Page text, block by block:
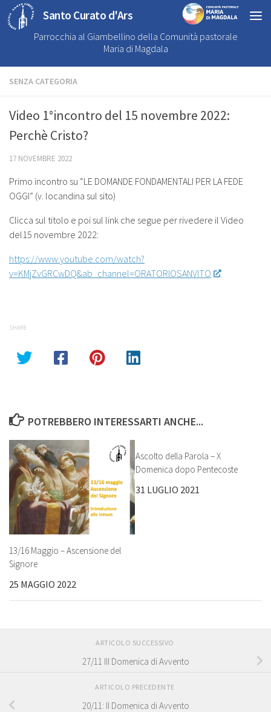
Santo Curato d'Ars
Parrocchia al Giambellino della Comunità pastorale
Maria di Magdala
SENZA CATEGORIA
Video 1°incontro del 15 novembre 2022:
Perchè Cristo?
17 NOVEMBRE 2022
Primo incontro su “LE DOMANDE FONDAMENTALI PER LA FEDE
OGGI” (v. locandina sul sito)
Clicca sul titolo e poi sul link che segue per rivedere il Video
del15 novembre 2022:
https://www.youtube.com/watch?
v=KMjZvGRCwDQ&ab_channel=ORATORIOSANVITO
SHARE
POTREBBERO INTERESSARTI ANCHE...
13/16 Maggio – Ascensione del
Signore
25 MAGGIO 2022
Ascolto della Parola – X
Domenica dopo Pentecoste
31 LUGLIO 2021
ARTICOLO SUCCESSIVO
27/11 III Domenica di Avvento
ARTICOLO PRECEDENTE
20/11: II Domenica di Avvento